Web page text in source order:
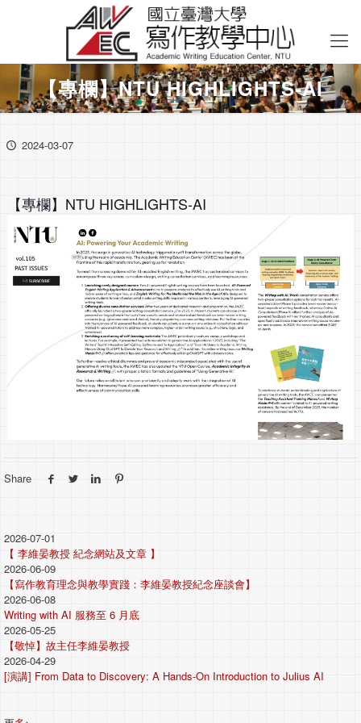
【專欄】NTU HIGHLIGHTS-AI
2024-03-07
【專欄】NTU HIGHLIGHTS-AI
Share
2026-07-01
【 李維晏教授 紀念網站及文章 】
2026-06-09
【寫作教育理念與教學實踐：李維晏教授紀念座談會】
2026-06-08
Writing with AI 服務至 6 月底
2026-05-25
【敬悼】故主任李維晏教授
2026-04-29
[演講] From Data to Discovery: A Hands-On Introduction to Julius AI